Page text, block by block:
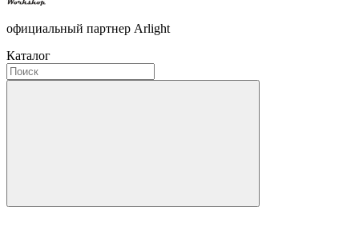
официальный партнер Arlight
Каталог